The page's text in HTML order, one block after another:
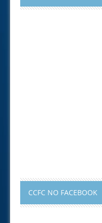
CCFC NO FACEBOOK